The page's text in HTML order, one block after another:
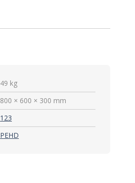
49 kg
800 × 600 × 300 mm
123
PEHD